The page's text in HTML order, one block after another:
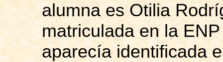
alumna es Otilia
matriculada en la
aparecía identificada